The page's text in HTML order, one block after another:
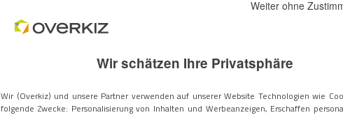
Wir schätzen Ihre Privatsphäre
Wir (Overkiz) und unsere Partner verwenden auf unserer Website Technologien wie
folgende Zwecke: Personalisierung von Inhalten und Werbeanzeigen, Erschaffen
Weiter ohne